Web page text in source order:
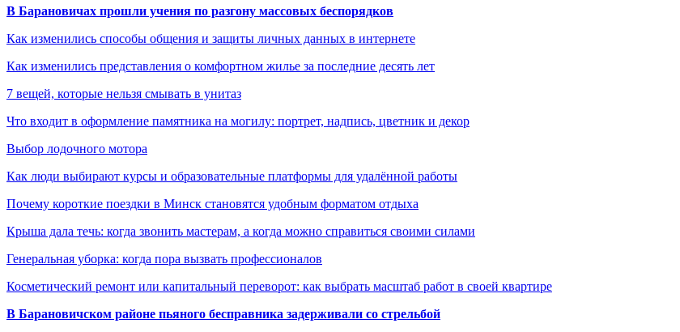
В Барановичах прошли учения по разгону массовых беспорядков
Как изменились способы общения и защиты личных данных в интернете
Как изменились представления о комфортном жилье за последние десять лет
7 вещей, которые нельзя смывать в унитаз
Что входит в оформление памятника на могилу: портрет, надпись, цветник и декор
Выбор лодочного мотора
Как люди выбирают курсы и образовательные платформы для удалённой работы
Почему короткие поездки в Минск становятся удобным форматом отдыха
Крыша дала течь: когда звонить мастерам, а когда можно справиться своими силами
Генеральная уборка: когда пора вызвать профессионалов
Косметический ремонт или капитальный переворот: как выбрать масштаб работ в своей квартире
В Барановичском районе пьяного бесправника задерживали со стрельбой